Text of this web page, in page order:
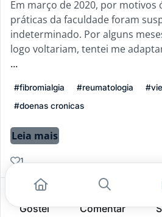
Em março de 2020, por motivos
práticas da faculdade foram
indeterminado. Por alguns
logo voltariam, tentei me
...
#fibromialgia #reumatologia
#doenas cronicas
Leia mais
1
Gostei Comentar